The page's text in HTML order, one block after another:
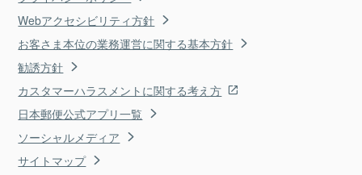
Webアクセシビリティ方針
お客さま本位の業務運営に関する基本方針
勧誘方針
カスタマーハラスメントに関する考え方
日本郵便公式アプリ一覧
ソーシャルメディア
サイトマップ